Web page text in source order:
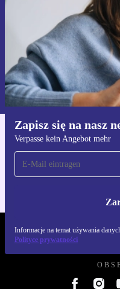
Zapisz się na nasz
Verpasse kein Angebot mehr
Informacje na temat używania
Polityce prywatności
Informacje na temat
naszejPolityce prywatności
Dla
REFURBED